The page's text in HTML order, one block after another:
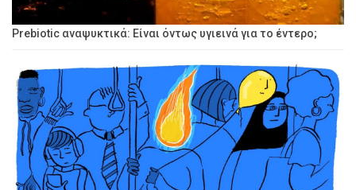
Prebiotic αναψυκτικά: Είναι όντως υγιεινά για το έντερο;